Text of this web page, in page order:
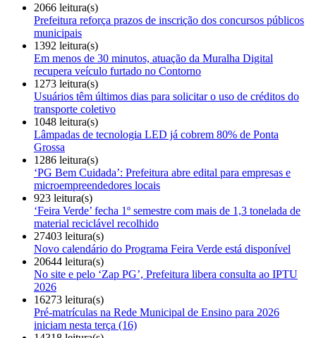
2066 leitura(s)
Prefeitura reforça prazos de inscrição dos concursos públicos
municipais
1392 leitura(s)
Em menos de 30 minutos, atuação da Muralha Digital
recupera veículo furtado no Contorno
1273 leitura(s)
Usuários têm últimos dias para solicitar o uso de créditos do
transporte coletivo
1048 leitura(s)
Lâmpadas de tecnologia LED já cobrem 80% de Ponta
Grossa
1286 leitura(s)
‘PG Bem Cuidada’: Prefeitura abre edital para empresas e
microempreendedores locais
923 leitura(s)
‘Feira Verde’ fecha 1º semestre com mais de 1,3 tonelada de
material reciclável recolhido
27403 leitura(s)
Novo calendário do Programa Feira Verde está disponível
20644 leitura(s)
No site e pelo ‘Zap PG’, Prefeitura libera consulta ao IPTU
2026
16273 leitura(s)
Pré-matrículas na Rede Municipal de Ensino para 2026
iniciam nesta terça (16)